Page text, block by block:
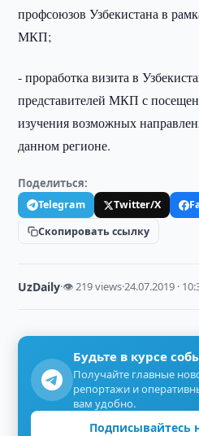
профсоюзов Узбекистана в
МКП;
- проработка визита в
представителей МКП с
изучения возможных
данном регионе.
Поделиться:
Telegram Twitter/X
Скопировать ссылку
UzDaily·👁 219 views·24.07.2019 ·
Будьте в курсе
Получайте главные
репортажи и
вам удобно.
Подписывайтесь